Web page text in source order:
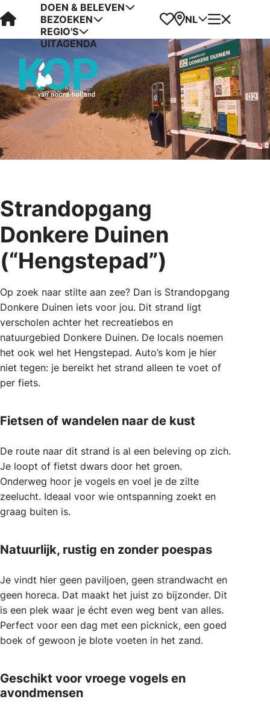
Visit Kop van Holland
DOEN & BELEVEN
BEZOEKEN
REGIO'S
UITAGENDA
Favorieten
Kaart
NL Menu
Strandopgang
Donkere Duinen
(“Hengstepad”)
Op zoek naar stilte aan zee? Dan is Strandopgang
Donkere Duinen iets voor jou. Dit strand ligt
verscholen achter het recreatiebos en
natuurgebied Donkere Duinen. De locals noemen
het ook wel het Hengstepad. Auto’s kom je hier
niet tegen: je bereikt het strand alleen te voet of
per fiets.
Fietsen of wandelen naar de kust
De route naar dit strand is al een beleving op zich.
Je loopt of fietst dwars door het groen.
Onderweg hoor je vogels en voel je de zilte
zeelucht. Ideaal voor wie ontspanning zoekt en
graag buiten is.
Natuurlijk, rustig en zonder poespas
Je vindt hier geen paviljoen, geen strandwacht en
geen horeca. Dat maakt het juist zo bijzonder. Dit
is een plek waar je écht even weg bent van alles.
Perfect voor een dag met een picknick, een goed
boek of gewoon je blote voeten in het zand.
Geschikt voor vroege vogels en
avondmensen